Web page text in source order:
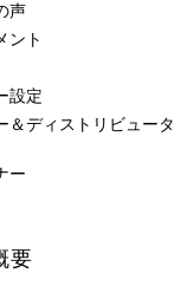
声
ント
設定
＆ディストリビュータ
ー
要